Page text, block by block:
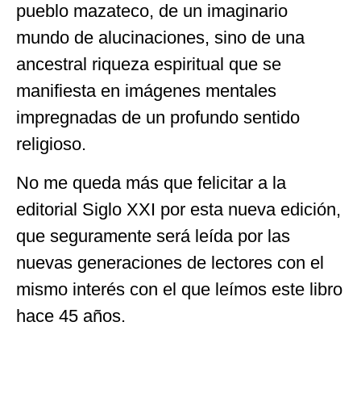
pueblo mazateco, de un imaginario
mundo de alucinaciones, sino de una
ancestral riqueza espiritual que se
manifiesta en imágenes mentales
impregnadas de un profundo sentido
religioso.
No me queda más que felicitar a la
editorial Siglo XXI por esta nueva edición,
que seguramente será leída por las
nuevas generaciones de lectores con el
mismo interés con el que leímos este libro
hace 45 años.